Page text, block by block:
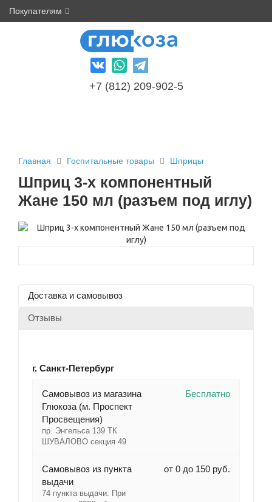
Покупателям
+7 (812) 209-902-5
Главная Госпитальные товары Шприцы
Шприц 3-х компонентный
Жане 150 мл (разъем под иглу)
Доставка и самовывоз
Отзывы
г. Санкт-Петербург
Cамовывоз из магазина
Глюкоза (м. Проспект
Просвещения)
пр. Энгельса 139 ТК
ШУВАЛОВО секция 49
Бесплатно
Самовывоз из пункта
выдачи
74 пункта выдачи. При
от 0 до 150 руб.